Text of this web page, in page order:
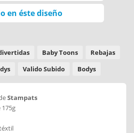
en éste diseño
Baby Toons
Rebajas
Valido Subido Bodys
Stampats
175g